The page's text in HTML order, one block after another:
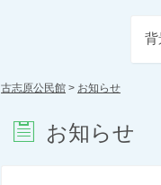
背
古志原公民館 > お知らせ
お知らせ